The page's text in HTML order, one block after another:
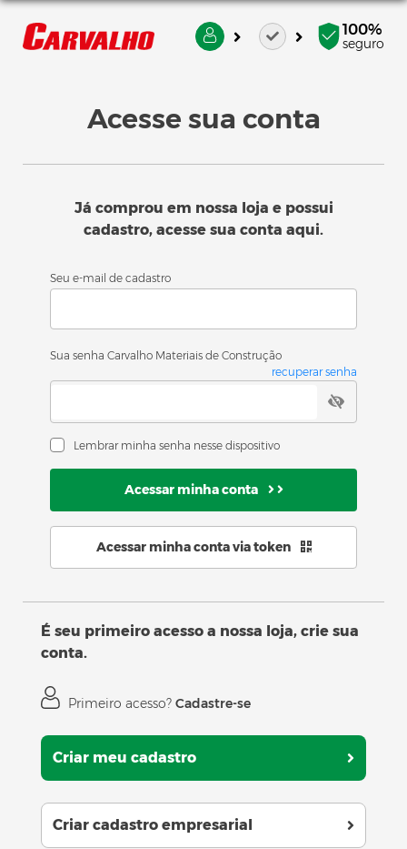
100%
seguro
Acesse sua conta
Já comprou em nossa loja e possui
cadastro, acesse sua conta aqui.
Seu e-mail de cadastro
Sua senha Carvalho Materiais de Construção
recuperar senha
Lembrar minha senha nesse dispositivo
Acessar minha conta
Acessar minha conta via token
É seu primeiro acesso a nossa loja, crie sua
conta.
Primeiro acesso? Cadastre-se
Criar meu cadastro
Criar cadastro empresarial